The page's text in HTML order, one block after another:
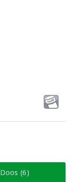
Doos (6)